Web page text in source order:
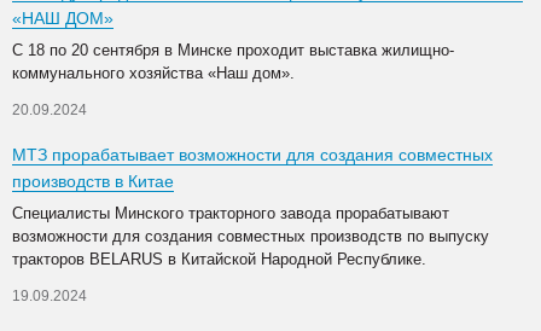
«НАШ ДОМ»
С 18 по 20 сентября в Минске проходит выставка жилищно-
коммунального хозяйства «Наш дом».
20.09.2024
МТЗ прорабатывает возможности для создания совместных
производств в Китае
Специалисты Минского тракторного завода прорабатывают
возможности для создания совместных производств по выпуску
тракторов BELARUS в Китайской Народной Республике.
19.09.2024